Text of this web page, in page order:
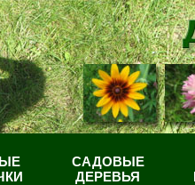
САДОВЫЕ
ДЕРЕВЬЯ